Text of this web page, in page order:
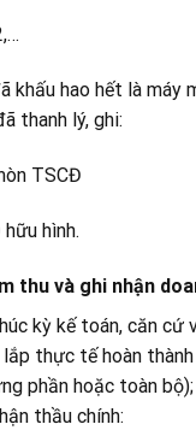
khấu hao hết là máy
thanh lý, ghi:
TSCĐ
hình.
thu và ghi nhận
kỳ kế toán, căn cứ
thực tế hoàn
phần hoặc toàn
thầu chính: